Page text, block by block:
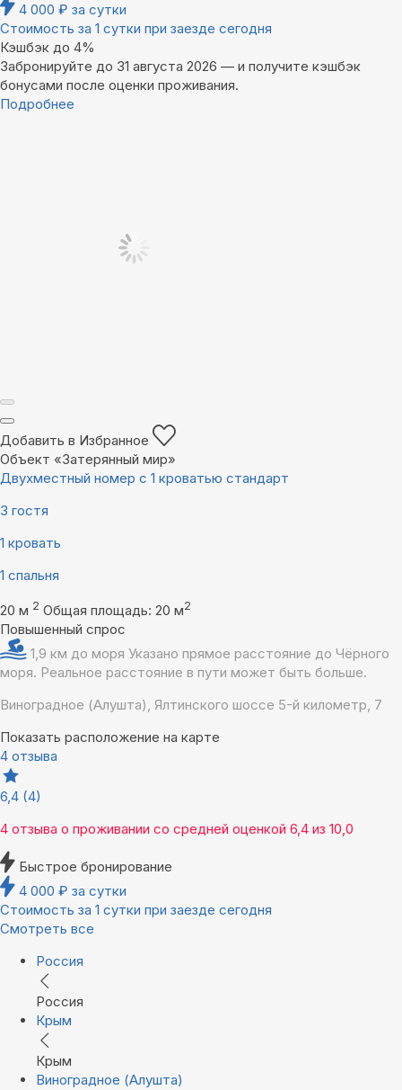
4 000 ₽ за сутки
Стоимость за 1 сутки при заезде сегодня
Кэшбэк до 4%
Забронируйте до 31 августа 2026 — и получите кэшбэк
бонусами после оценки проживания.
Подробнее
Добавить в Избранное
Объект «Затерянный мир»
Двухместный номер с 1 кроватью стандарт
3 гостя
1 кровать
1 спальня
20 м 2 Общая площадь: 20 м2
Повышенный спрос
1,9 км до моря Указано прямое расстояние до Чёрного
моря. Реальное расстояние в пути может быть больше.
Виноградное (Алушта), Ялтинского шоссе 5-й километр, 7
Показать расположение на карте
4 отзыва
6,4 (4)
4 отзыва о проживании со средней оценкой 6,4 из 10,0
Быстрое бронирование
4 000 ₽ за сутки
Стоимость за 1 сутки при заезде сегодня
Смотреть все
Россия
Россия
Крым
Крым
Виноградное (Алушта)